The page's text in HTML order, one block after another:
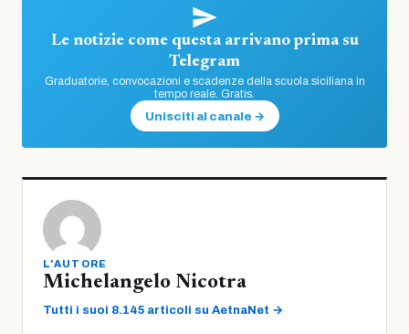
Le notizie come questa arrivano prima su
Telegram
Graduatorie, convocazioni e scadenze della scuola siciliana in
tempo reale. Gratis.
Unisciti al canale →
L'AUTORE
Michelangelo Nicotra
Tutti i suoi 8.145 articoli su AetnaNet →